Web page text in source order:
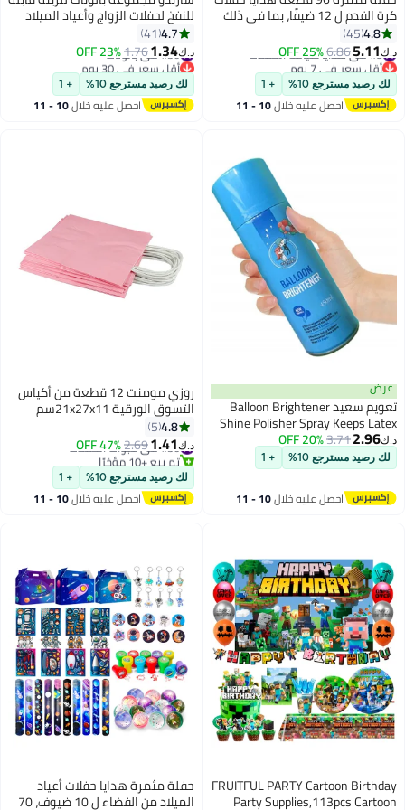
كرة القدم ل 12 ضيفًا، بما في ذلك
أساور كرة القدم ملصقات ملصقات
كرة القدم ميداليات سلاسل مفاتيح
حقائب صافرة ألعاب مازا وغيرها
هدايا حفلات أعياد الميلاد لكرة القدم
لمستلزمات زينة حفلات كرة القدم
4.8
45
د.ك‏5.11
6.86
25% OFF #8 في هدايا ضيافة الحفلات
أقل سعر في 7 يوم
بتخلّص بسرعة
تم بيع +30 مؤخرًا
#8 في هدايا ضيافة الحفلات
لك رصيد مسترجع 10% + 1
احصل عليه خلال 10 - 11
للنفخ لحفلات الزواج وأعياد الميلاد
مع قصاصات ورقية
4.7
41
د.ك‏1.34
1.76
23% OFF #30 في بالونات
أقل سعر في 30 يوم
#30 في بالونات
لك رصيد مسترجع 10% + 1
احصل عليه خلال 10 - 11
عرض
تعويم سعيد Balloon Brightener
Shine Polisher Spray Keeps Latex
Balloons Looking Shiny 450ML,
One Size
د.ك‏2.96
3.71
20% OFF
لك رصيد مسترجع 10% + 1
احصل عليه خلال 10 - 11
روزي مومنت 12 قطعة من أكياس
التسوق الورقية 21x27x11سم
4.8
5
د.ك‏1.41
2.69
47% OFF #30 في عبوات الحفلات
تم بيع +10 مؤخرًا
#30 في عبوات الحفلات
لك رصيد مسترجع 10% + 1
احصل عليه خلال 10 - 11
FRUITFUL PARTY Cartoon Birthday
Party Supplies,113pcs Cartoon
حفلة مثمرة هدايا حفلات أعياد
الميلاد من الفضاء ل 10 ضيوف، 70